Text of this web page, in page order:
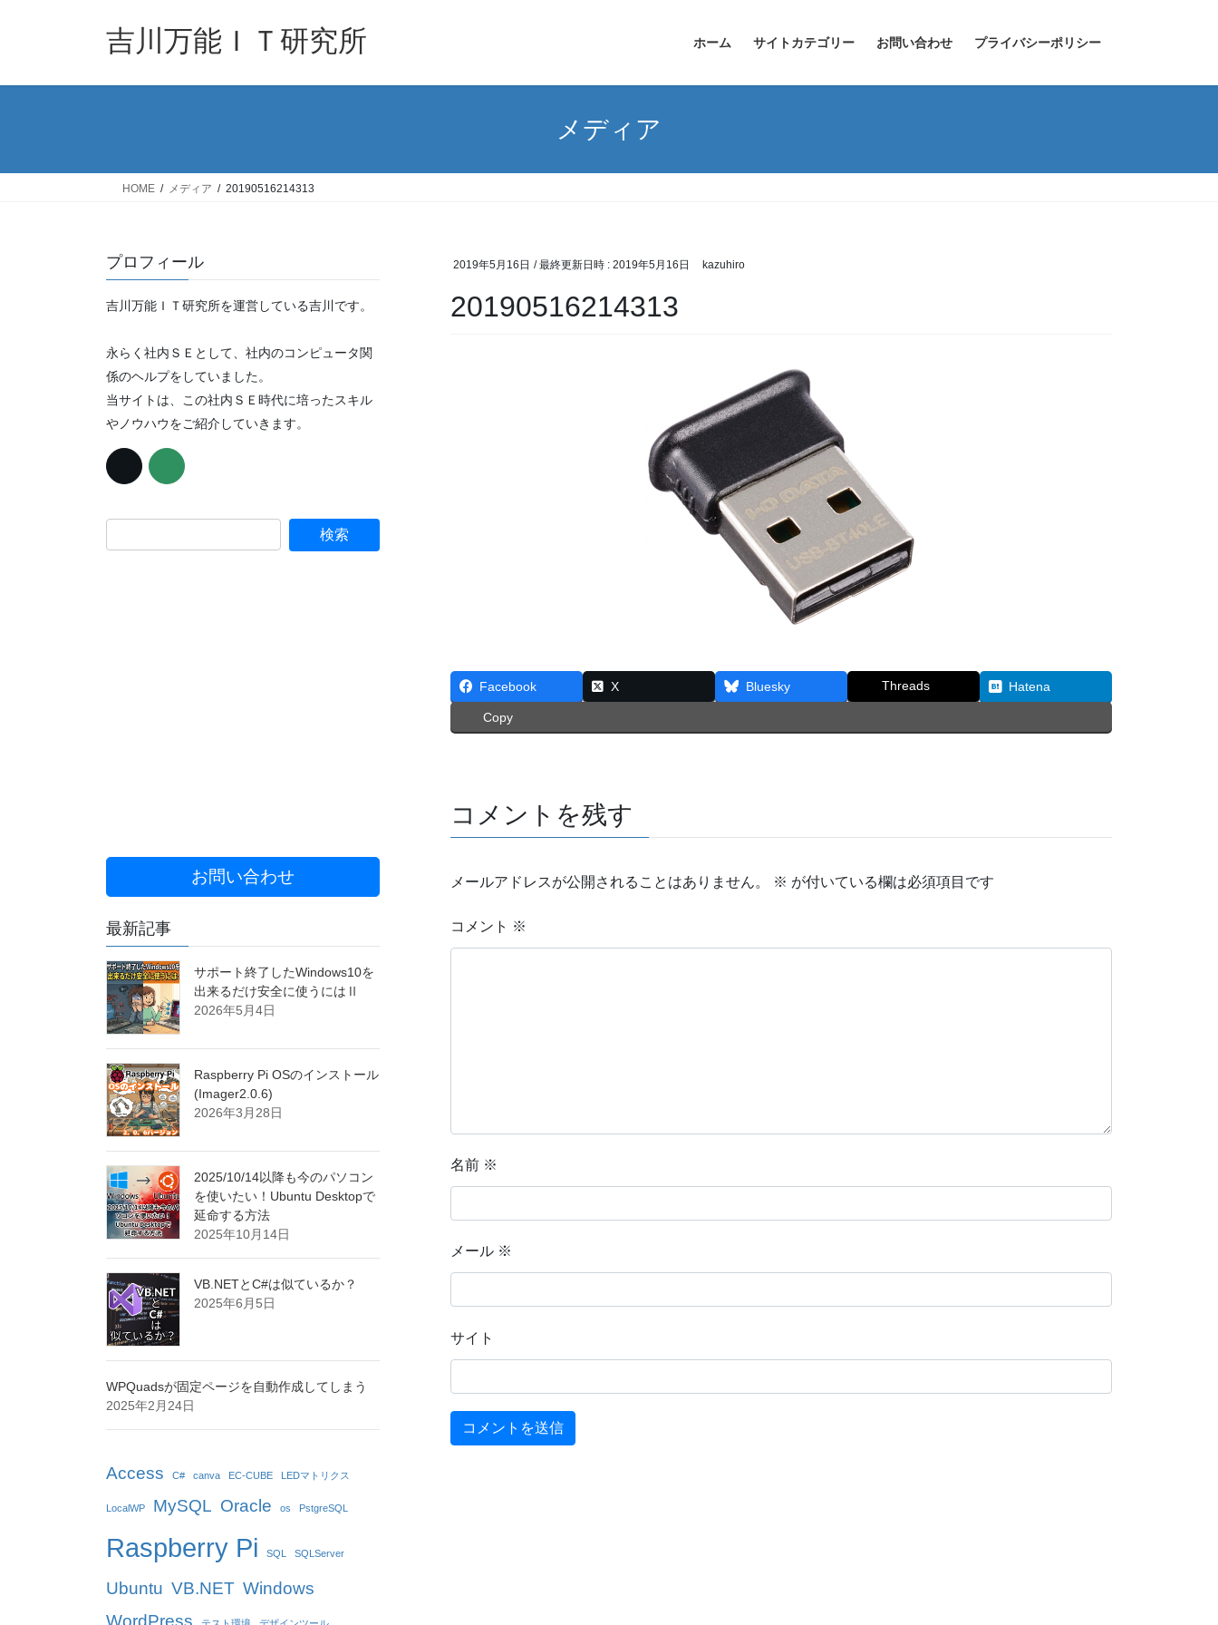
吉川万能ＩＴ研究所 ホーム サイトカテゴリー お問い合わせ プライバシーポリシー
メディア
HOME メディア 20190516214313
2019年5月16日 / 最終更新日時 : 2019年5月16日 kazuhiro
20190516214313
Facebook X Bluesky Threads Hatena
Copy
コメントを残す
メールアドレスが公開されることはありません。 ※ が付いている欄は必須項目です
コメント ※
名前 ※
メール ※
サイト
プロフィール
吉川万能ＩＴ研究所を運営している吉川です。
永らく社内ＳＥとして、社内のコンピュータ関
係のヘルプをしていました。
当サイトは、この社内ＳＥ時代に培ったスキル
やノウハウをご紹介していきます。
お問い合わせ
最新記事
サポート終了したWindows10を
出来るだけ安全に使うにはⅡ
2026年5月4日
Raspberry Pi OSのインストール
(Imager2.0.6)
2026年3月28日
2025/10/14以降も今のパソコン
を使いたい！Ubuntu Desktopで
延命する方法
2025年10月14日
VB.NETとC#は似ているか？
2025年6月5日
WPQuadsが固定ページを自動作成してしまう
2025年2月24日
Access C# canva EC-CUBE LEDマトリクス
LocalWP MySQL Oracle os PstgreSQL
Raspberry Pi SQL SQLServer
Ubuntu VB.NET Windows
WordPress
テスト環境 デザインツール